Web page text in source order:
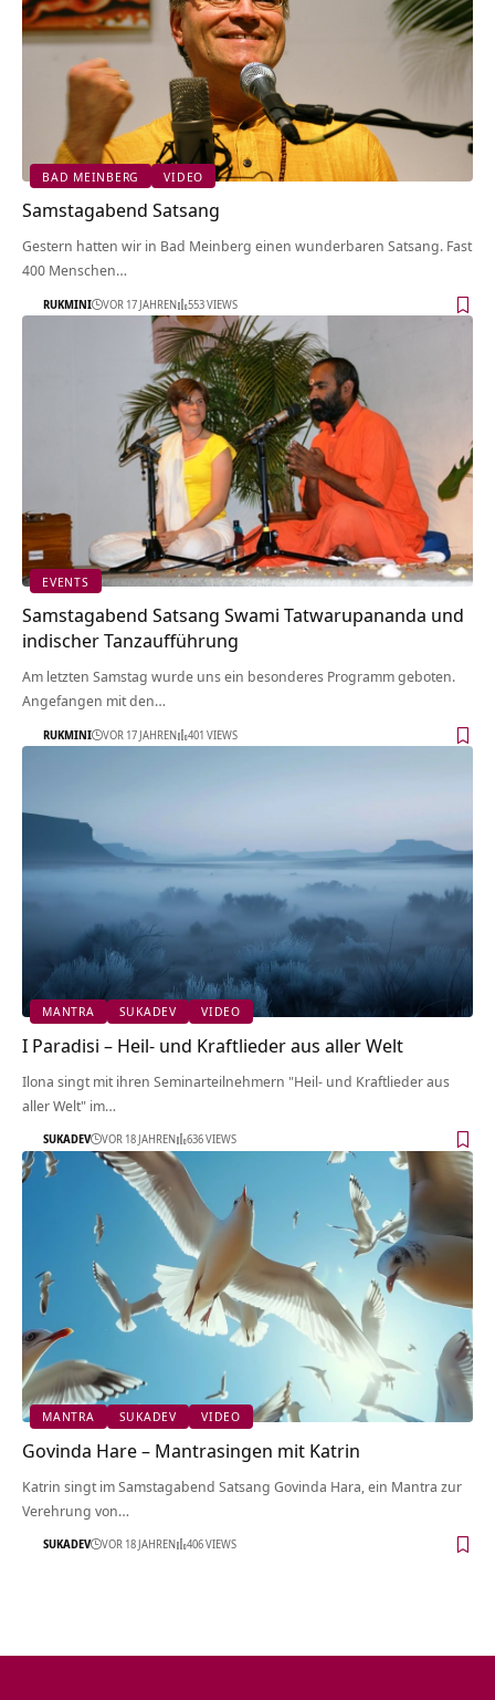
BAD MEINBERG VIDEO
Samstagabend Satsang
Gestern hatten wir in Bad Meinberg einen wunderbaren Satsang. Fast
400 Menschen…
RUKMINI VOR 17 JAHREN 553 VIEWS
EVENTS
Samstagabend Satsang Swami Tatwarupananda und
indischer Tanzaufführung
Am letzten Samstag wurde uns ein besonderes Programm geboten.
Angefangen mit den…
RUKMINI VOR 17 JAHREN 401 VIEWS
MANTRA SUKADEV VIDEO
I Paradisi – Heil- und Kraftlieder aus aller Welt
Ilona singt mit ihren Seminarteilnehmern "Heil- und Kraftlieder aus
aller Welt" im…
SUKADEV VOR 18 JAHREN 636 VIEWS
MANTRA SUKADEV VIDEO
Govinda Hare – Mantrasingen mit Katrin
Katrin singt im Samstagabend Satsang Govinda Hara, ein Mantra zur
Verehrung von…
SUKADEV VOR 18 JAHREN 406 VIEWS